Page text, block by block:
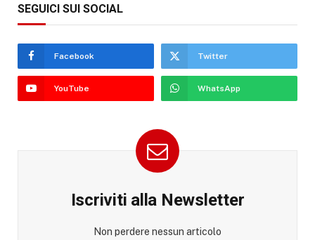
SEGUICI SUI SOCIAL
Facebook Twitter
YouTube WhatsApp
Iscriviti alla Newsletter
Non perdere nessun articolo